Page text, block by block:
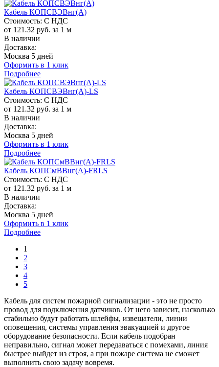
Кабель КОПСВЭВнг(A)
Стоимость: С НДС
от 121.32 руб. за 1 м
В наличии
Доставка:
Москва 5 дней
Оформить в 1 клик
Подробнее
Кабель КОПСВЭВнг(A)-LS
Стоимость: С НДС
от 121.32 руб. за 1 м
В наличии
Доставка:
Москва 5 дней
Оформить в 1 клик
Подробнее
Кабель КОПСмВВнг(A)-FRLS
Стоимость: С НДС
от 121.32 руб. за 1 м
В наличии
Доставка:
Москва 5 дней
Оформить в 1 клик
Подробнее
1
2
3
4
5
Кабель для систем пожарной сигнализации - это не просто
провод для подключения датчиков. От него зависит, насколько
стабильно будут работать шлейфы, извещатели, линии
оповещения, системы управления эвакуацией и другое
оборудование безопасности. Если кабель подобран
неправильно, сигнал может передаваться с помехами, линия
быстрее выйдет из строя, а при пожаре система не сможет
выполнить свою задачу вовремя.